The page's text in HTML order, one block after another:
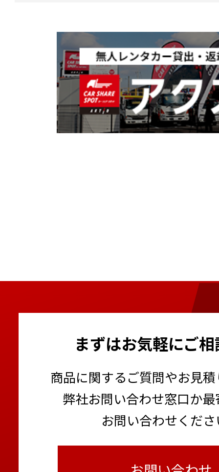
まずはお気軽にご
商品に関するご質問やお見
弊社お問い合わせ窓口か
お問い合わせくだ